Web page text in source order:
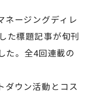
ネージングディレ
た標題記事が旬刊
た。全4回連載の
ダウン活動とコス